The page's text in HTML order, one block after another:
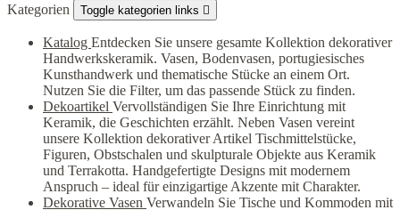
Kategorien Toggle kategorien links 
Katalog Entdecken Sie unsere gesamte Kollektion dekorativer
Handwerkskeramik. Vasen, Bodenvasen, portugiesisches
Kunsthandwerk und thematische Stücke an einem Ort.
Nutzen Sie die Filter, um das passende Stück zu finden.
Dekoartikel Vervollständigen Sie Ihre Einrichtung mit
Keramik, die Geschichten erzählt. Neben Vasen vereint
unsere Kollektion dekorativer Artikel Tischmittelstücke,
Figuren, Obstschalen und skulpturale Objekte aus Keramik
und Terrakotta. Handgefertigte Designs mit modernem
Anspruch – ideal für einzigartige Akzente mit Charakter.
Dekorative Vasen Verwandeln Sie Tische und Kommoden mit